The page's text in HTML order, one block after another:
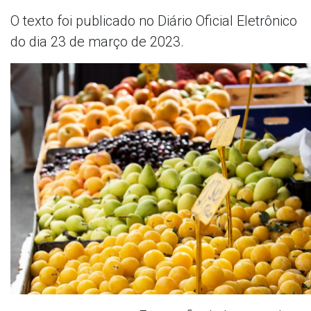
O texto foi publicado no Diário Oficial Eletrônico
do dia 23 de março de 2023.